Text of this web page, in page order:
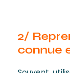
2/
connue